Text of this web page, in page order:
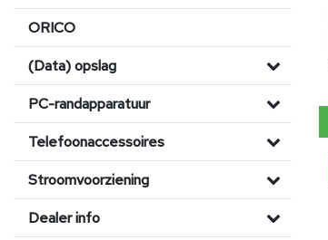
ORICO
(Data) opslag
PC-randapparatuur
Telefoonaccessoires
Stroomvoorziening
Dealer info